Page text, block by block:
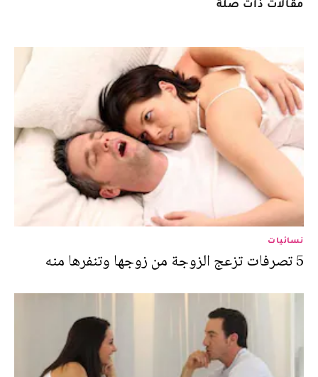
مقالات ذات صلة
نسائيات
5 تصرفات تزعج الزوجة من زوجها وتنفرها منه